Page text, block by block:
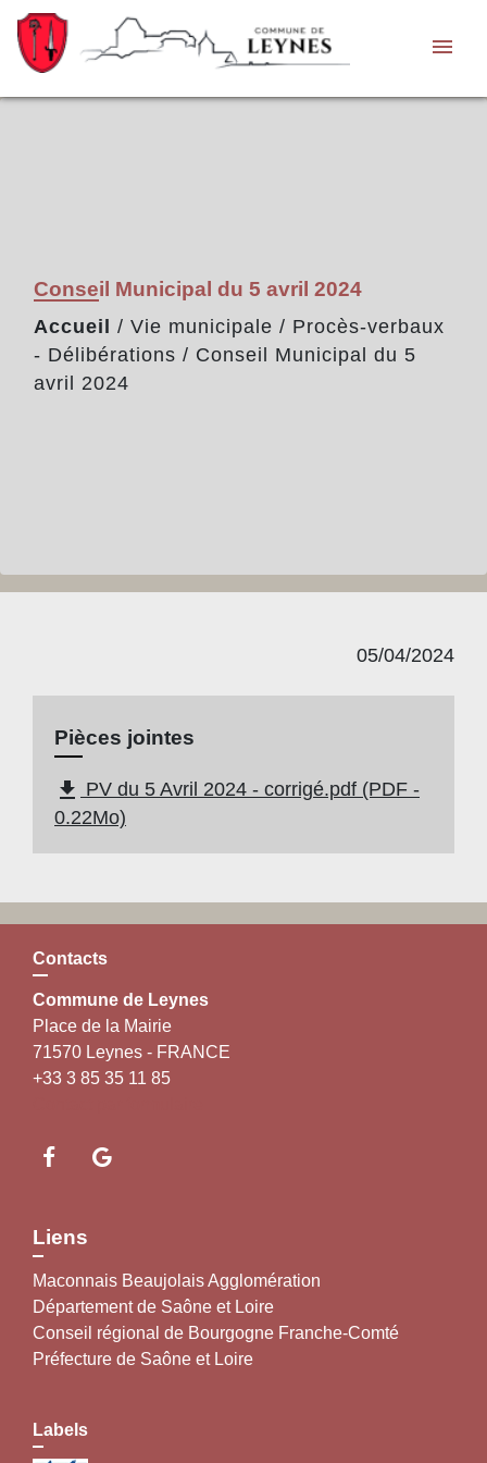
menu
Conseil Municipal du 5 avril 2024
Accueil / Vie municipale / Procès-verbaux
- Délibérations / Conseil Municipal du 5
avril 2024
05/04/2024
Pièces jointes
file_download PV du 5 Avril 2024 - corrigé.pdf (PDF -
0.22Mo)
Contacts
Commune de Leynes
Place de la Mairie
71570 Leynes - FRANCE
+33 3 85 35 11 85
Liens
Maconnais Beaujolais Agglomération
Département de Saône et Loire
Conseil régional de Bourgogne Franche-Comté
Préfecture de Saône et Loire
Labels